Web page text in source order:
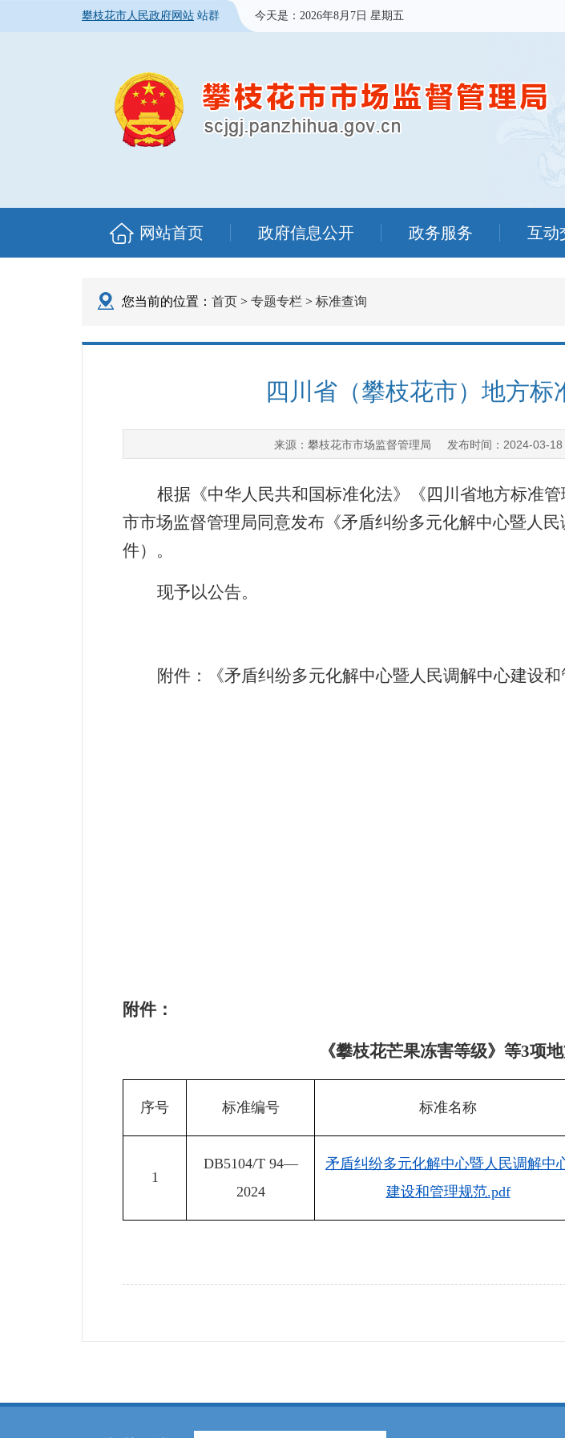
攀枝花市人民政府网站 站群 今天是： 2026年8月7日 星期五
网站首页 政府信息公开 政务服务 互动
您当前的位置： 首页 > 专题专栏 > 标准查询
四川省（攀枝花市）地方标
来源： 攀枝花市市场监督管理局 发布时间： 2024-03-18
根据《中华人民共和国标准化法》《四川省地方标准
市市场监督管理局同意发布《矛盾纠纷多元化解中心暨人
件）。
现予以公告。
附件：《矛盾纠纷多元化解中心暨人民调解中心建设
附件：
《攀枝花芒果冻害等级》等3项
序号 标准编号 标准名称
1
DB5104/T 94—
2024
矛盾纠纷多元化解中心暨人民调解中
建设和管理规范.pdf